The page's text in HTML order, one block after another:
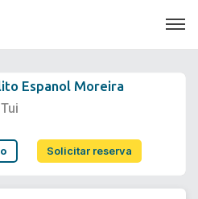
Espanol Moreira
Solicitar reserva